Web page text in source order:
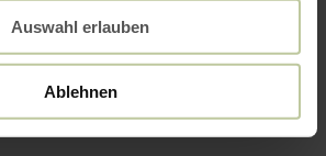
Auswahl erlauben
Ablehnen